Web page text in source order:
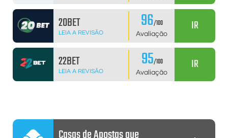
20BET
LEIA A REVISÃO 96/100
Avaliação
IR
22BET
LEIA A REVISÃO 95/100
Avaliação
IR